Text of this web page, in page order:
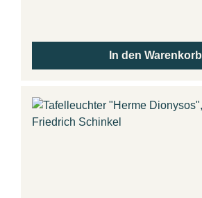
In den Warenkorb